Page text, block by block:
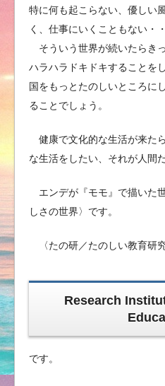
特に何も起こらない、優しい
く、仕事にいくこともない・
そういう世界が続いたらき
ハラハラドキドキすることを
国をもっとたのしいところに
ることでしょう。
健康で文化的な生活が来た
な生活をしたい、それが人間
エンデが『モモ』で描いた
しさの世界〉です。
〈たの研／たのしい教育研
Research
です。